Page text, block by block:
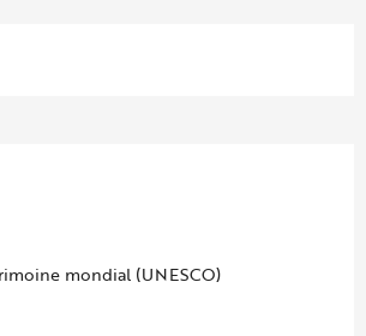
mondial (UNESCO)